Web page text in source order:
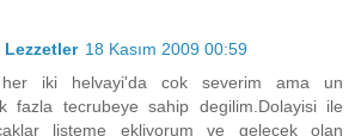
18 Kasım 2009 00:59
iki helvayi'da cok severim ama un
fazla tecrubeye sahip degilim.Dolayisi ile
listeme ekliyorum ve gelecek olan